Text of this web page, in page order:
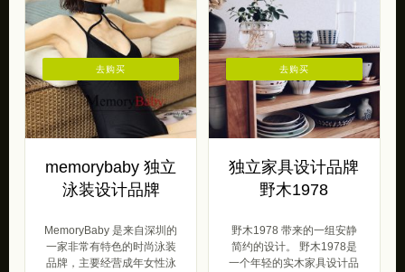
memorybaby 独立
泳装设计品牌
MemoryBaby 是来自深圳的
一家非常有特色的时尚泳装
品牌，主要经营成年女性泳
去购买
独立家具设计品牌
野木1978
野木1978 带来的一组安静
简约的设计。 野木1978是
一个年轻的实木家具设计品
去购买